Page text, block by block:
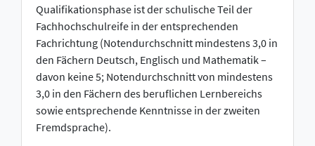
Qualifikationsphase ist der schulische Teil der
Fachhochschulreife in der entsprechenden
Fachrichtung (Notendurchschnitt mindestens 3,0 in
den Fächern Deutsch, Englisch und Mathematik –
davon keine 5; Notendurchschnitt von mindestens
3,0 in den Fächern des beruflichen Lernbereichs
sowie entsprechende Kenntnisse in der zweiten
Fremdsprache).